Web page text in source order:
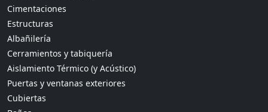
Cimentaciones
Estructuras
Albañilería
Cerramientos y tabiquería
Aislamiento Térmico (y Acústico)
Puertas y ventanas exteriores
Cubiertas